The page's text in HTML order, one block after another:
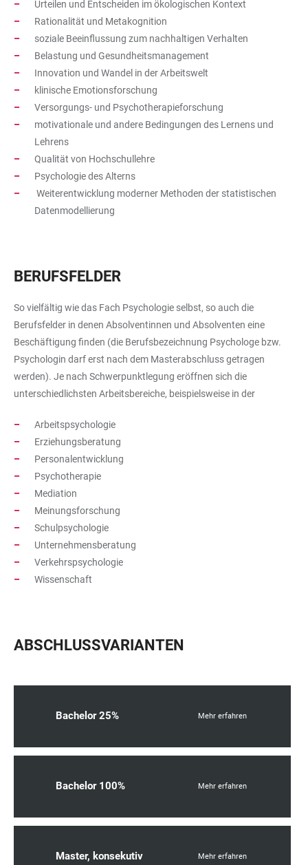
Urteilen und Entscheiden im ökologischen Kontext
Rationalität und Metakognition
soziale Beeinflussung zum nachhaltigen Verhalten
Belastung und Gesundheitsmanagement
Innovation und Wandel in der Arbeitswelt
klinische Emotionsforschung
Versorgungs- und Psychotherapieforschung
motivationale und andere Bedingungen des Lernens und
Lehrens
Qualität von Hochschullehre
Psychologie des Alterns
Weiterentwicklung moderner Methoden der statistischen
Datenmodellierung
BERUFSFELDER
So vielfältig wie das Fach Psychologie selbst, so auch die
Berufsfelder in denen Absolventinnen und Absolventen eine
Beschäftigung finden (die Berufsbezeichnung Psychologe bzw.
Psychologin darf erst nach dem Masterabschluss getragen
werden). Je nach Schwerpunktlegung eröffnen sich die
unterschiedlichsten Arbeitsbereiche, beispielsweise in der
Arbeitspsychologie
Erziehungsberatung
Personalentwicklung
Psychotherapie
Mediation
Meinungsforschung
Schulpsychologie
Unternehmensberatung
Verkehrspsychologie
Wissenschaft
ABSCHLUSSVARIANTEN
Bachelor 25% Mehr erfahren
Bachelor 100% Mehr erfahren
Master, konsekutiv Mehr erfahren